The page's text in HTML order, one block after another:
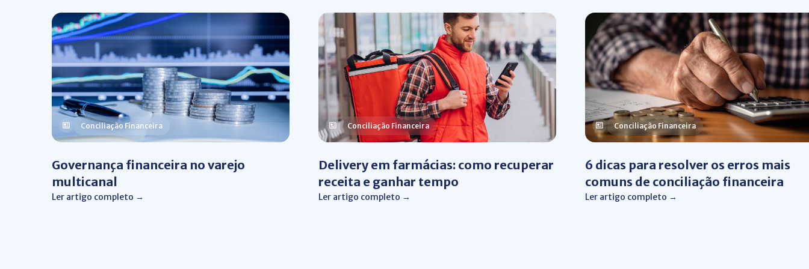
Conciliação Financeira
Governança financeira no varejo
multicanal
Ler artigo completo →
Conciliação Financeira
Delivery em farmácias: como recuperar
receita e ganhar tempo
Ler artigo completo →
Conciliação Financeira
6 dicas para resolver os erros mais
comuns de conciliação financeira
Ler artigo completo →